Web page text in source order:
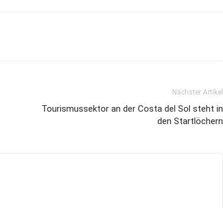
Nächster Artikel
Tourismussektor an der Costa del Sol steht in
den Startlöchern